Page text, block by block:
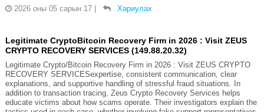
2026 оны 05 сарын 17
Хариулах
Legitimate CryptoBitcoin Recovery Firm in 2026 : Visit ZEUS
CRYPTO RECOVERY SERVICES (149.88.20.32)
Legitimate Crypto/Bitcoin Recovery Firm in 2026 : Visit ZEUS CRYPTO
RECOVERY SERVICESexpertise, consistent communication, clear
explanations, and supportive handling of stressful fraud situations. In
addition to transaction tracing, Zeus Crypto Recovery Services helps
educate victims about how scams operate. Their investigators explain the